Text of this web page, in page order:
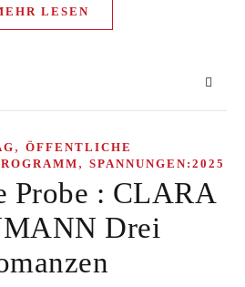
LESEN
, ÖFFENTLICHE
, SPANNUNGEN:2025
Probe : CLARA
Drei